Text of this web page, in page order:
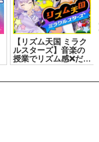
【リズム天国 ミラク
ルスターズ】音楽の
授業でリズム感❌️だっ
たけどいけらぁ⁉️【カ
[2026.07.11]